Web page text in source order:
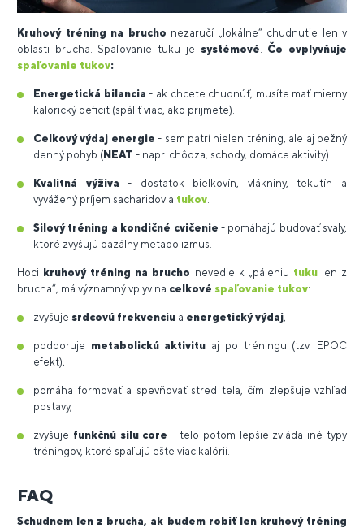
Kruhový tréning na brucho nezaručí „lokálne“ chudnutie len v
oblasti brucha. Spaľovanie tuku je systémové. Čo ovplyvňuje
spaľovanie tukov:
Energetická bilancia - ak chcete chudnúť, musíte mať mierny
kalorický deficit (spáliť viac, ako prijmete).
Celkový výdaj energie - sem patrí nielen tréning, ale aj bežný
denný pohyb ( NEAT - napr. chôdza, schody, domáce aktivity).
Kvalitná výživa - dostatok bielkovín, vlákniny, tekutín a
vyvážený príjem sacharidov a tukov.
Silový tréning a kondičné cvičenie - pomáhajú budovať svaly,
ktoré zvyšujú bazálny metabolizmus.
Hoci kruhový tréning na brucho nevedie k „páleniu tukulen z
brucha“, má významný vplyv na celkové spaľovanie tukov:
zvyšuje srdcovú frekvenciu a energetický výdaj,
podporuje metabolickú aktivitu aj po tréningu (tzv. EPOC
efekt),
pomáha formovať a spevňovať stred tela, čím zlepšuje vzhľad
postavy,
zvyšuje funkčnú silu core - telo potom lepšie zvláda iné typy
tréningov, ktoré spaľujú ešte viac kalórií.
FAQ
Schudnem len z brucha, ak budem robiť len kruhový tréning